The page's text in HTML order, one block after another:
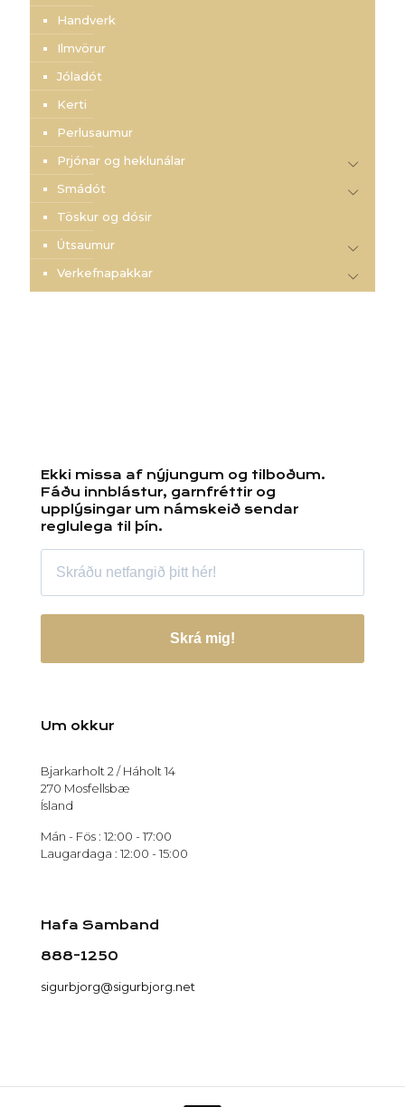
Handverk
Ilmvörur
Jóladót
Kerti
Perlusaumur
Prjónar og heklunálar
Smádót
Töskur og dósir
Útsaumur
Verkefnapakkar
Ekki missa af nýjungum og tilboðum.
Fáðu innblástur, garnfréttir og
upplýsingar um námskeið sendar
reglulega til þín.
Skrá mig!
Um okkur
Bjarkarholt 2 / Háholt 14
270 Mosfellsbæ
Ísland
Mán - Fös : 12:00 - 17:00
Laugardaga : 12:00 - 15:00
Hafa Samband
888-1250
sigurbjorg@sigurbjorg.net